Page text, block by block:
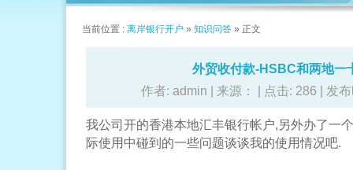
当前位置 : 离岸银行开户 » 知识问答» 正文
外贸收付款-HSBC和两地一
作者: admin | 来源： | 点击: 286 | 发
我公司开的香港本地汇丰银行帐户,另外办了一
际使用中碰到的一些问题谈谈我的使用情况吧.